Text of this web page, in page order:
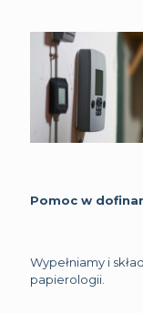
Pomoc w
Wypełniamy i
papierologii.